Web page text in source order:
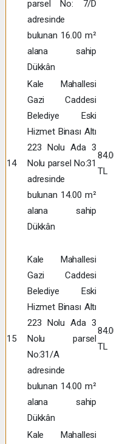
parsel No: 7/D
adresinde
bulunan 16.00 m²
alana sahip
Dükkân
14
Kale Mahallesi
Gazi Caddesi
Belediye Eski
Hizmet Binası Altı
223 Nolu Ada 3
Nolu parsel No:31
adresinde
bulunan 14.00 m²
alana sahip
Dükkân
TL
15
Kale Mahallesi
Gazi Caddesi
Belediye Eski
Hizmet Binası Altı
223 Nolu Ada 3
Nolu parsel
No:31/A
adresinde
bulunan 14.00 m²
alana sahip
Dükkân
TL
Kale Mahallesi